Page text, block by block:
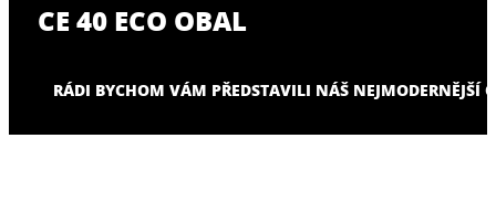
CE 40 ECO OBAL
RÁDI BYCHOM VÁM PŘEDSTAVILI NÁŠ NEJMODERNĚJŠÍ